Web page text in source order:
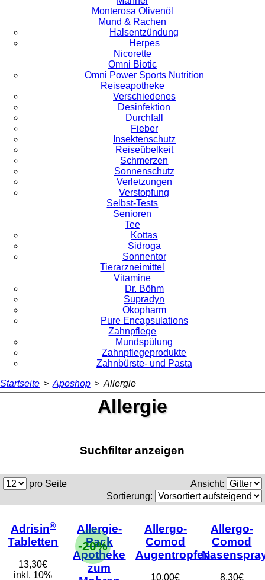
Monterosa Olivenöl
Mund & Rachen
Halsentzündung
Herpes
Nicorette
Omni Biotic
Omni Power Sports Nutrition
Reiseapotheke
Verschiedenes
Desinfektion
Durchfall
Fieber
Insektenschutz
Reiseübelkeit
Schmerzen
Sonnenschutz
Verletzungen
Verstopfung
Selbst-Tests
Senioren
Tee
Kottas
Sidroga
Sonnentor
Tierarzneimittel
Vitamine
Dr. Böhm
Supradyn
Ökopharm
Pure Encapsulations
Zahnpflege
Mundspülung
Zahnpflegeprodukte
Zahnbürste- und Pasta
Startseite > Aposhop > Allergie
Allergie
Suchfilter anzeigen
pro Seite
Ansicht:
Sortierung:
Adrisin®
Tabletten
13,30€
inkl. 10%
-20%
Allergie-
Pack
Apotheke
zum
Allergo-
Comod
Augentropfen
10,00€
Allergo-
Comod
8,30€